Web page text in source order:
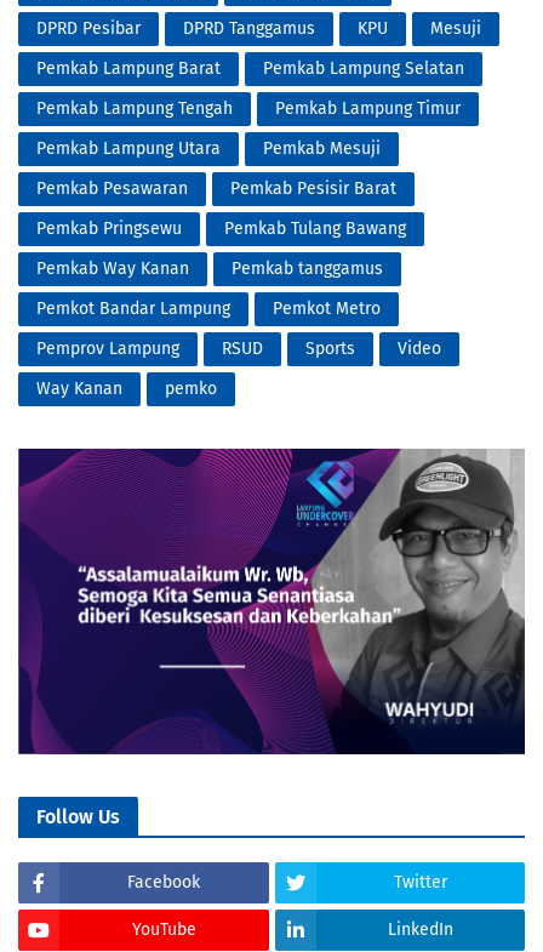
DPRD Pesibar
DPRD Tanggamus KPU
Mesuji
Pemkab Lampung Barat
Pemkab Lampung Selatan
Pemkab Lampung Tengah
Pemkab Lampung Timur
Pemkab Lampung Utara
Pemkab Mesuji
Pemkab Pesawaran
Pemkab Pesisir Barat
Pemkab Pringsewu
Pemkab Tulang Bawang
Pemkab Way Kanan
Pemkab tanggamus
Pemkot Bandar Lampung
Pemkot Metro
Pemprov Lampung
RSUD Sports
Video
Way Kanan
pemko
Follow Us
Facebook Twitter
YouTube LinkedIn